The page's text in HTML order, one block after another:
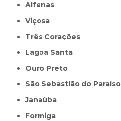
Alfenas
Viçosa
Três Corações
Lagoa Santa
Ouro Preto
São Sebastião do Paraíso
Janaúba
Formiga